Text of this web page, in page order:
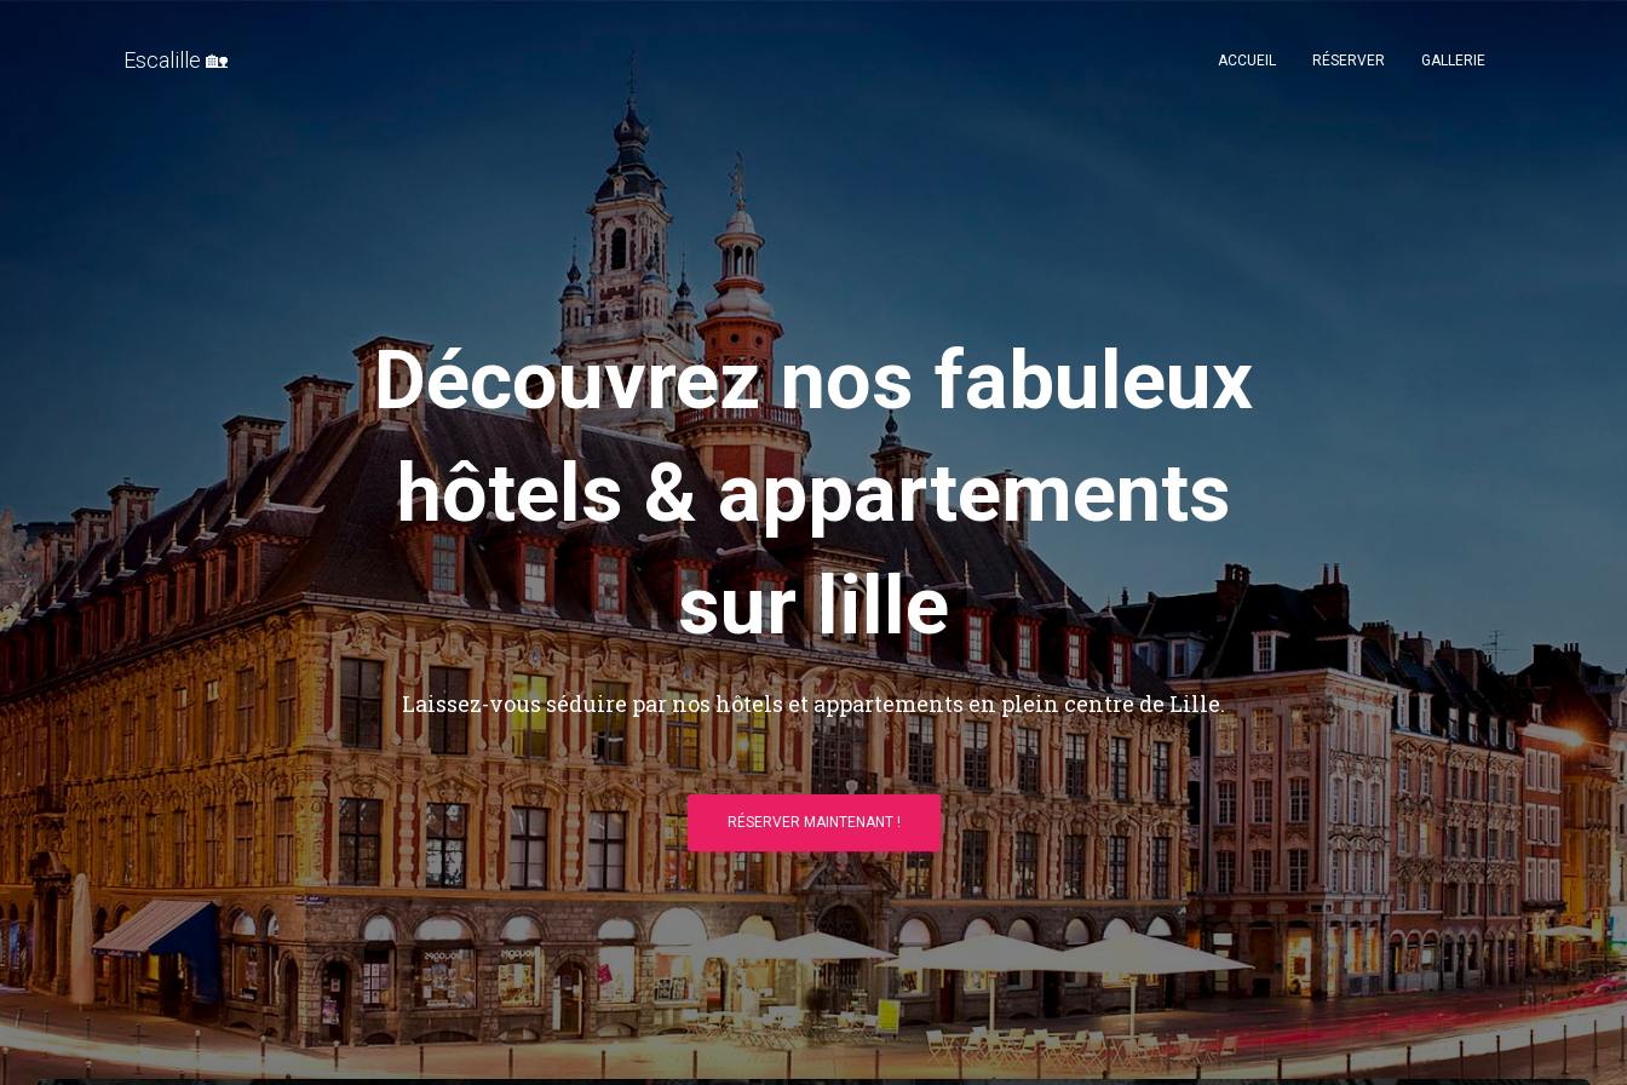
Escalille 🏡 ACCUEIL RÉSERVER GALLERIE
Découvrez nos fabuleux
hôtels & appartements
sur lille
Laissez-vous séduire par nos hôtels et appartements en plein centre de Lille.
RÉSERVER MAINTENANT !